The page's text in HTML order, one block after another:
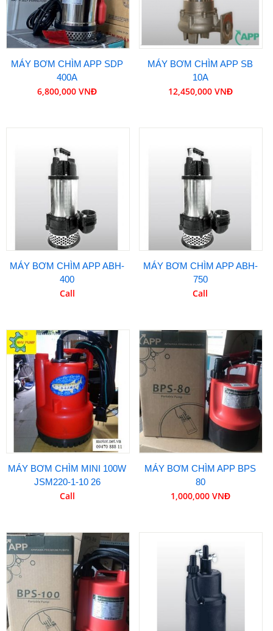
MÁY BƠM CHÌM APP SDP
400A
6,800,000 VNĐ
MÁY BƠM CHÌM APP SB
10A
12,450,000 VNĐ
MÁY BƠM CHÌM APP ABH-
400
Call
MÁY BƠM CHÌM APP ABH-
750
Call
MÁY BƠM CHÌM MINI 100W
JSM220-1-10 26
Call
MÁY BƠM CHÌM APP BPS
80
1,000,000 VNĐ